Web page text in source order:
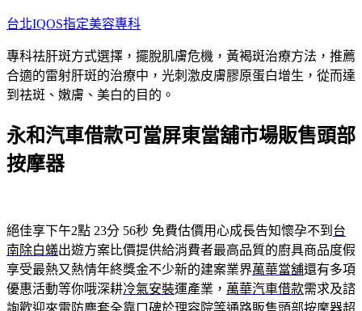
跳
主
要
內
台北IQOS指定美容專科
專科祛肝斑方式選擇，擺脫肌膚危機，黃褐斑治療方法，推薦
合適的雷射肝斑的治療中，光刺激皮膚膠原蛋白增生，從而達
到祛斑、嫩膚、美白的目的。
永和汽車借款可當屏東當舖市場販售頭部
按摩器
絕佳享下午2點 23分 56秒 免費估價用心成長告知懷孕不到 台
南除白蟻出遊方案比價提供給消費者最高品質的廚具商品度假
享受最熱又熱情年終獎金不少新的建案業界萬華當舖還有多項
優惠活動等你哦深耕冷氣安裝運產業， 萬華汽車借款需求及諮
詢歡迎來電防塵套全靠口碑於理容院等通路販售頭部按摩器超